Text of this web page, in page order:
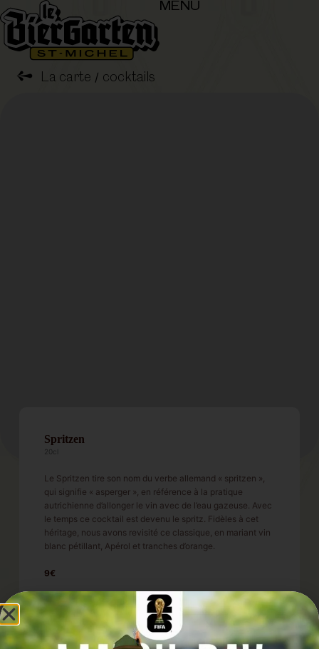
MENU
➺ La carte / cocktails
Spritzen
Le Spritzen tire son nom du verbe allemand « spritzen »,
qui signifie « asperger », en référence à la pratique
autrichienne d’allonger le vin avec de l’eau gazeuse. Avec
le temps ce cocktail est devenu le spritz. Fidèles à cet
héritage, nous avons revisité ce classique, en mariant vin
blanc pétillant, Apérol et tranches d’orange.
9€